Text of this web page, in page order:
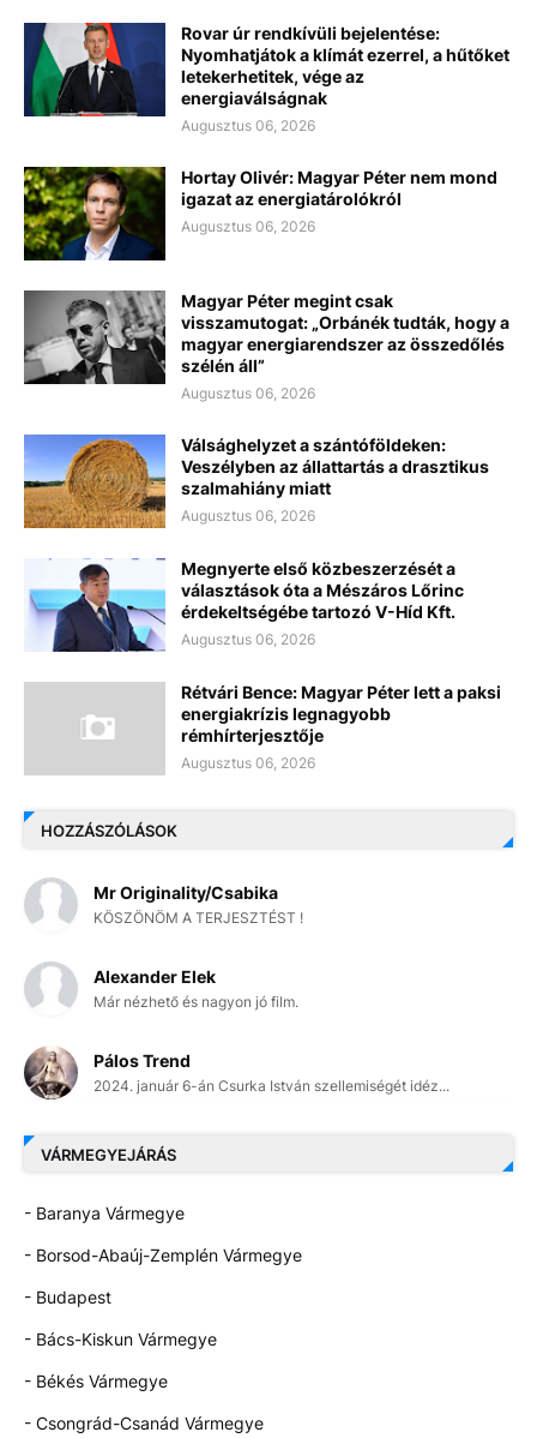
Rovar úr rendkívüli bejelentése:
Nyomhatjátok a klímát ezerrel, a hűtőket
letekerhetitek, vége az
energiaválságnak
Augusztus 06, 2026
Hortay Olivér: Magyar Péter nem mond
igazat az energiatárolókról
Augusztus 06, 2026
Magyar Péter megint csak
visszamutogat: „Orbánék tudták, hogy a
magyar energiarendszer az összedőlés
szélén áll”
Augusztus 06, 2026
Válsághelyzet a szántóföldeken:
Veszélyben az állattartás a drasztikus
szalmahiány miatt
Augusztus 06, 2026
Megnyerte első közbeszerzését a
választások óta a Mészáros Lőrinc
érdekeltségébe tartozó V-Híd Kft.
Augusztus 06, 2026
Rétvári Bence: Magyar Péter lett a paksi
energiakrízis legnagyobb
rémhírterjesztője
Augusztus 06, 2026
HOZZÁSZÓLÁSOK
Mr Originality/Csabika
KÖSZÖNÖM A TERJESZTÉST !
Alexander Elek
Már nézhető és nagyon jó film.
Pálos Trend
2024. január 6-án Csurka István szellemiségét idéz...
VÁRMEGYEJÁRÁS
- Baranya Vármegye
- Borsod-Abaúj-Zemplén Vármegye
- Budapest
- Bács-Kiskun Vármegye
- Békés Vármegye
- Csongrád-Csanád Vármegye